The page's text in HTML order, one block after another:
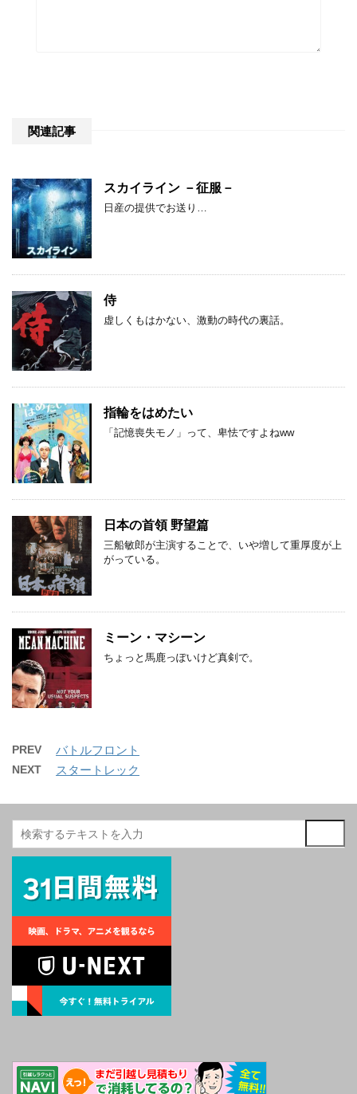
関連記事
スカイライン －征服－
日産の提供でお送り…
侍
虚しくもはかない、激動の時代の裏話。
指輪をはめたい
「記憶喪失モノ」って、卑怯ですよねww
日本の首領 野望篇
三船敏郎が主演することで、いや増して重厚度が上
がっている。
ミーン・マシーン
ちょっと馬鹿っぽいけど真剣で。
PREV バトルフロント
NEXT スタートレック